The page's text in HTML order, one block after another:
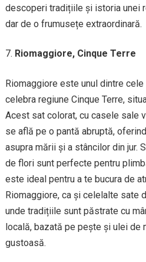
descoperi tradițiile și istoria unei
dar de o frumusețe extraordinară.
Riomaggiore, Cinque Terre
Riomaggiore este unul dintre
celebra regiune Cinque Terre,
Acest sat colorat, cu casele sale
se află pe o pantă abruptă,
asupra mării și a stâncilor din jur.
de flori sunt perfecte pentru
este ideal pentru a te bucura de
Riomaggiore, ca și celelalte sate
unde tradițiile sunt păstrate cu
locală, bazată pe pește și ulei
gustoasă.